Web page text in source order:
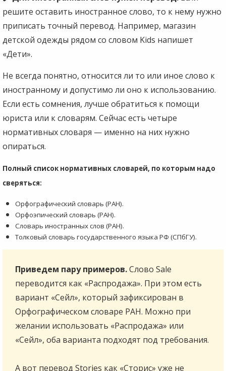
решите оставить иностранное слово, то к нему нужно
приписать точный перевод. Например, магазин
детской одежды рядом со словом Kids напишет
«Дети».
Не всегда понятно, относится ли то или иное слово к
иностранному и допустимо ли оно к использованию.
Если есть сомнения, лучше обратиться к помощи
юриста или к словарям. Сейчас есть четыре
нормативных словаря — именно на них нужно
опираться.
Полный список нормативных словарей, по которым надо
сверяться:
Орфографический словарь (РАН).
Орфоэпический словарь (РАН).
Словарь иностранных слов (РАН).
Толковый словарь государственного языка РФ (СПбГУ).
Приведем пару примеров.Слово Sale
переводится как «Распродажа». При этом есть
вариант «Сейл», который зафиксирован в
Орфографическом словаре РАН. Можно при
желании использовать «Распродажа» или
«Сейл», оба варианта подходят под требования.
А вот перевод Stories как «Сторис» уже не